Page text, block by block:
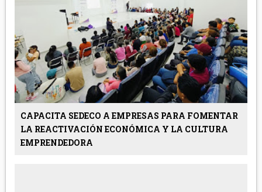
CAPACITA SEDECO A EMPRESAS PARA FOMENTAR
LA REACTIVACIÓN ECONÓMICA Y LA CULTURA
EMPRENDEDORA